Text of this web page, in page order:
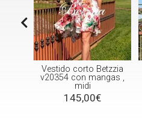
Vestido corto
ceremonia verde y
buganvilla
299,00€